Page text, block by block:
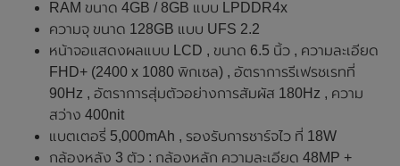
RAM ขนาด 4GB / 8GB แบบ LPDDR4x
ความจุ ขนาด 128GB แบบ UFS 2.2
หน้าจอแสดงผลแบบ LCD , ขนาด 6.5 นิ้ว , ความละเอียด
FHD+ (2400 x 1080 พิกเซล) , อัตราการรีเฟรชเรทที่
90Hz , อัตราการสุ่มตัวอย่างการสัมผัส 180Hz , ความ
สว่าง 400nit
แบตเตอรี่ 5,000mAh , รองรับการชาร์จไว ที่ 18W
กล้องหลัง 3 ตัว : กล้องหลัก ความละเอียด 48MP +